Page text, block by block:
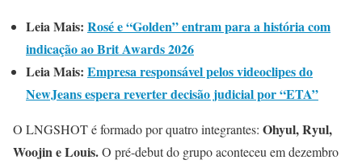
Leia Mais: Rosé e “Golden” entram para a história com
indicação ao Brit Awards 2026
Leia Mais: Empresa responsável pelos videoclipes do
NewJeans espera reverter decisão judicial por “ETA”
O LNGSHOT é formado por quatro integrantes: Ohyul, Ryul,
Woojin e Louis.O pré-debut do grupo aconteceu em dezembro